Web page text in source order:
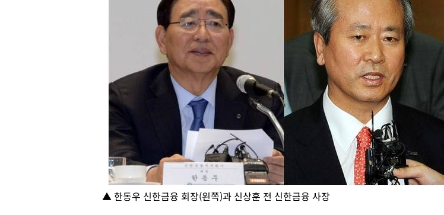
▲ 한동우 신한금융 회장(왼쪽)과 신상훈 전 신한금융 사장